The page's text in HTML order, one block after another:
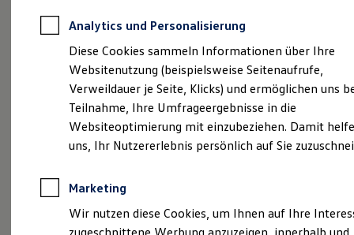
Autokredit mit Schlussrate
Versicherungen und Garantien
Kfz-Versicherung
Restschuldversicherungen
Garantien
Wartungsverträge
Geschäftskunden
Professional Class bei Volkswagen
Großkunden
Behörden
Anpfiff zum Gewinn
Elektroautos
Analytics und Personalisierung
Diese Cookies sammeln Informationen über Ihre
Websitenutzung (beispielsweise Seitenaufrufe,
Verweildauer je Seite, Klicks) und ermöglichen uns
Teilnahme, Ihre Umfrageergebnisse in die
Websiteoptimierung mit einzubeziehen. Damit
uns, Ihr Nutzererlebnis persönlich auf Sie
Marketing
Wir nutzen diese Cookies, um Ihnen auf Ihre
zugeschnittene Werbung anzuzeigen, innerhalb und